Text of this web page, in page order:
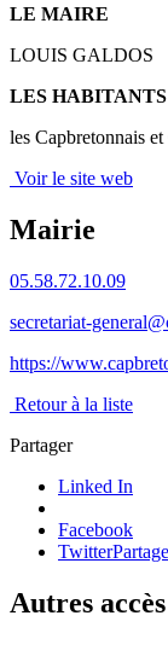
LE MAIRE
LOUIS GALDOS
LES HABITANTS
les Capbretonnais
Voir le site web
Mairie
05.58.72.10.09
secretariat-
https://
Retour à la liste
Partager
Linked In
Facebook
Twitter
Autres